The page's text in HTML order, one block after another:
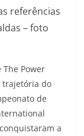
referências
– foto
Power
trajetória do
de
a